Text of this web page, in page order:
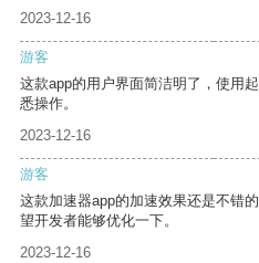
2023-12-16
游客
这款app的用户界面简洁明了，使用
悉操作。
2023-12-16
游客
这款加速器app的加速效果还是不错
望开发者能够优化一下。
2023-12-16